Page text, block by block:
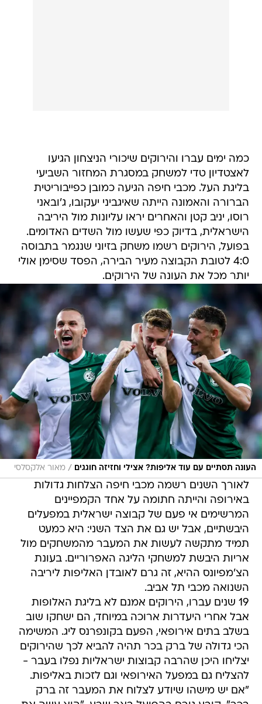
כמה ימים עברו והירוקים שיכורי הניצחון הגיעו
לאצטדיון טדי למשחק במסגרת המחזור השביעי
בליגת העל. מכבי חיפה הגיעה כמובן כפייבוריטית
הברורה והאמונה הייתה שאיגביני יעקובו, ג'ובאני
רוסו, יניב קטן והאחרים יראו עליונות מול היריבה
הישראלית, בדיוק כפי שעשו מול השדים האדומים.
בפועל, הירוקים רשמו משחק בזיוני שנגמר בתבוסה
4:0 לטובת הקבוצה מעיר הבירה, הפסד שסימן אולי
יותר מכל את העונה של הירוקים.
העונה תסתיים עם עוד אליפות? אצילי וחזיזה חוגגים / מאור אלקסלסי
לאורך השנים רשמה מכבי חיפה הצלחות גדולות
באירופה והייתה חתומה על אחד הקמפיינים
המרשימים אי פעם של קבוצה ישראלית במפעלים
היבשתיים, אבל יש גם את הצד השני: היא כמעט
תמיד מתקשה לעשות את המעבר מהמשחקים מול
אריות היבשת למשחקי הליגה האפרוריים. בעונת
הצ'מפיונס ההיא, זה גרם לאובדן האליפות ליריבה
השנואה מכבי תל אביב.
19 שנים עברו, הירוקים אמנם לא בליגת האלופות
אבל אחרי היעדרות ארוכה במיוחד, הם ישחקו שוב
בשלב בתים אירופאי, הפעם בקונפרנס ליג. המשימה
הכי גדולה של ברק בכר תהיה להביא לכך שהירוקים
יצליחו היכן שהרבה קבוצות ישראליות נפלו בעבר -
להצליח גם במפעל האירופאי וגם לזכות באליפות.
"אם יש מישהו שיודע לצלוח את המעבר זה ברק